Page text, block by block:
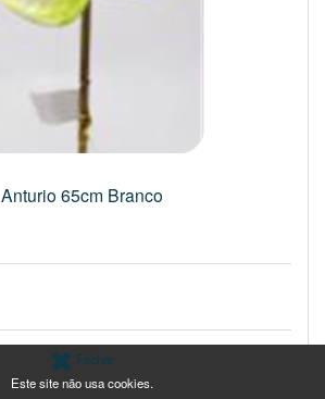
Anturio 65cm Branco
Fechar
Este site não usa cookies.